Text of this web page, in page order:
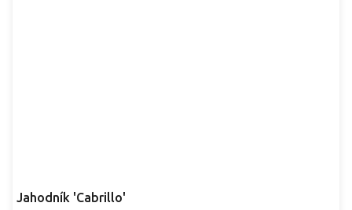
Jahodník 'Cabrillo'